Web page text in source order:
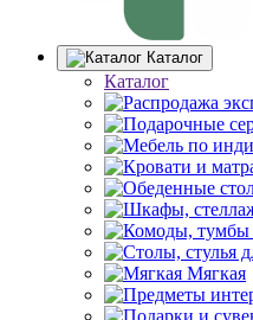
Каталог
Каталог
Мягкая